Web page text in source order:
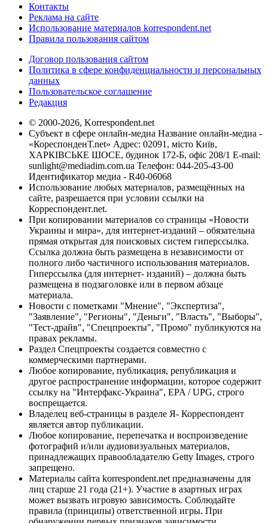
Контакты
Реклама на сайте
Использование материалов korrespondent.net
Правила пользования сайтом
Договор пользования сайтом
Политика в сфере конфиденциальности и персональных
данных
Пользовательское соглашение
Редакция
© 2000-2026, Korrespondent.net
Субъект в сфере онлайн-медиа Название онлайн-медиа -
«КореспонденТ.net» Адрес: 02091, місто Київ,
ХАРКІВСЬКЕ ШОСЕ, будинок 172-Б, офіс 208/1 E-mail:
sunlight@mediadim.com.ua Телефон: 044-205-43-00
Идентификатор медиа - R40-06068
Использование любых материалов, размещённых на
сайте, разрешается при условии ссылки на
Корреспондент.net.
При копировании материалов со страницы «Новости
Украины и мира», для интернет-изданий – обязательна
прямая открытая для поисковых систем гиперссылка.
Ссылка должна быть размещена в независимости от
полного либо частичного использования материалов.
Гиперссылка (для интернет- изданий) – должна быть
размещена в подзаголовке или в первом абзаце
материала.
Новости с пометками "Мнение", "Экспертиза",
"Заявление", "Регионы", "Деньги", "Власть", "Выборы",
"Тест-драйв", "Спецпроекты", "Промо" публикуются на
правах рекламы.
Раздел Спецпроекты создается совместно с
коммерческими партнерами.
Любое копирование, публикация, републикация и
другое распространение информации, которое содержит
ссылку на "Интерфакс-Украина", EPA / UPG, строго
воспрещается.
Владелец веб-страницы в разделе Я- Корреспондент
является автор публикации.
Любое копирование, перепечатка и воспроизведение
фотографий и/или аудиовизуальных материалов,
принадлежащих правообладателю Getty Images, строго
запрещено.
Материалы сайта korrespondent.net предназначены для
лиц старше 21 года (21+). Участие в азартных играх
может вызвать игровую зависимость. Соблюдайте
правила (принципы) ответственной игры. При